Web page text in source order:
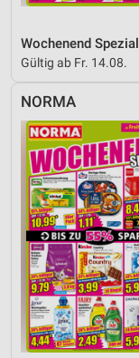
Wochenend Spezial
Gültig ab Fr. 14.08.
NORMA